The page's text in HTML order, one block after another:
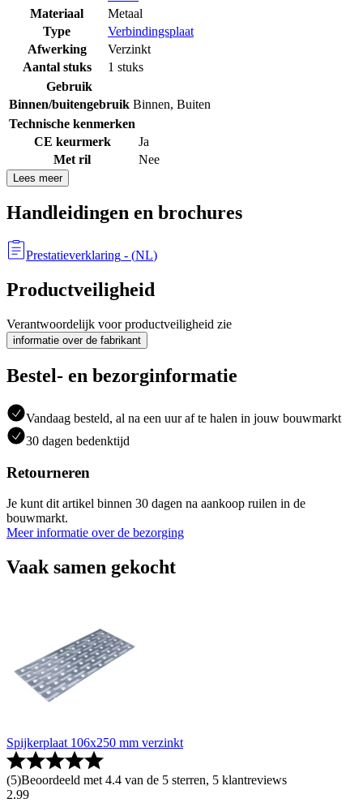
Materiaal
Metaal
Type
Verbindingsplaat
Afwerking
Verzinkt
Aantal stuks
1 stuks
Gebruik
Binnen/buitengebruik Binnen, Buiten
Technische kenmerken
CE keurmerk
Ja
Met ril
Nee
Lees meer
Handleidingen en brochures
Prestatieverklaring - (NL)
Productveiligheid
Verantwoordelijk voor productveiligheid zie
informatie over de fabrikant
Bestel- en bezorginformatie
Vandaag besteld, al na een uur af te halen in jouw bouwmarkt
30 dagen bedenktijd
Retourneren
Je kunt dit artikel binnen 30 dagen na aankoop ruilen in de
bouwmarkt.
Meer informatie over de bezorging
Vaak samen gekocht
Spijkerplaat 106x250 mm verzinkt
(5)Beoordeeld met 4.4 van de 5 sterren, 5 klantreviews
2.99